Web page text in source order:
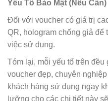
Yếu Tố Bảo Mật (Nếu Cần)
Đối với voucher có giá trị
QR, hologram chống giả để
việc sử dụng.
Tóm lại, mỗi yếu tố trên đều
voucher đẹp, chuyên
khách hàng sử dụng ngay
lưỡng cho các chi tiết này